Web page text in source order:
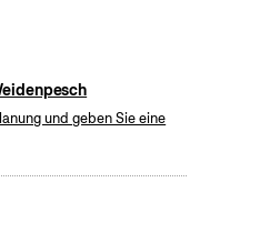
und geben Sie eine